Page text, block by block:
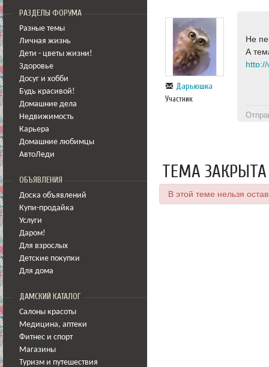
РАЗДЕЛЫ ФОРУМА
Разные темы
Личная жизнь
Дети - цветы жизни!
Здоровье
Досуг и хобби
Будь красивой!
Домашние дела
Недвижимость
Карьера
Домашние любимцы
АвтоЛеди
ОБЪЯВЛЕНИЯ
Доска объявлений
Купи-продайка
Услуги
Даром!
Для взрослых
Детские покупки
Для дома
ДАМСКИЙ КАТАЛОГ
Салоны красоты
Медицина, аптеки
Фитнес и спорт
Магазины
Туризм и путешествия
Дарьюшка
Участник
Не
А
ТЕМА ЗАКРЫТА
В этой теме нельзя